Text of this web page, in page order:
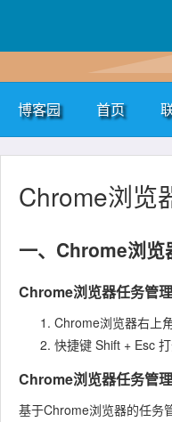
博客园 首页
Chrome浏览
一、Chrome浏览
Chrome浏览器任务管
Chrome浏览器右上
快捷键 Shift + Esc
Chrome浏览器任务管
基于Chrome浏览器的任务